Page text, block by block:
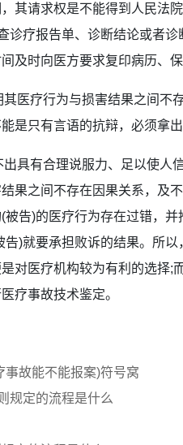
其请求权是不能得到人民法
诊疗报告单、诊断结论或者
及时向医方要求复印病历、
疗行为与损害结果之间不
是只有言语的抗辩，必须拿
有合理说服力、足以使人
果之间不存在因果关系，及
告)的医疗行为存在过错，
)就要承担败诉的结果。所
对医疗机构较为有利的选择;
疗事故技术鉴定。
事故能不能报案)符号窝
规定的流程是什么